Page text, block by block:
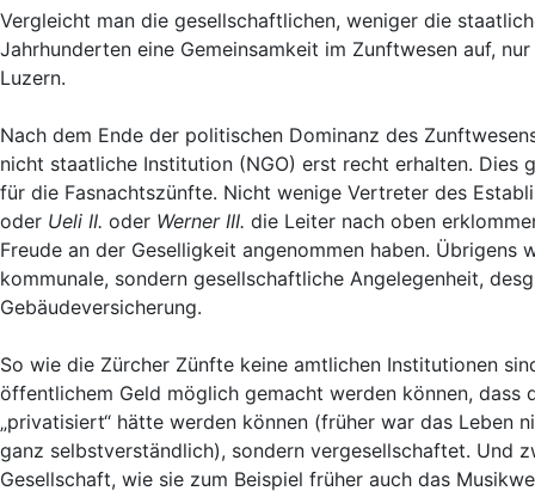
Vergleicht man die gesellschaftlichen, weniger die
Jahrhunderten eine Gemeinsamkeit im Zunftwesen auf,
Luzern.
Nach dem Ende der politischen Dominanz des
nicht staatliche Institution (NGO) erst recht erhalten.
für die Fasnachtszünfte. Nicht wenige Vertreter des
oder Ueli II. oder Werner III. die Leiter nach oben
Freude an der Geselligkeit angenommen haben.
kommunale, sondern gesellschaftliche Angelegenheit,
Gebäudeversicherung.
So wie die Zürcher Zünfte keine amtlichen Institutionen
öffentlichem Geld möglich gemacht werden können, dass
„privatisiert“ hätte werden können (früher war das Leben
ganz selbstverständlich), sondern vergesellschaftet. Und
Gesellschaft, wie sie zum Beispiel früher auch das